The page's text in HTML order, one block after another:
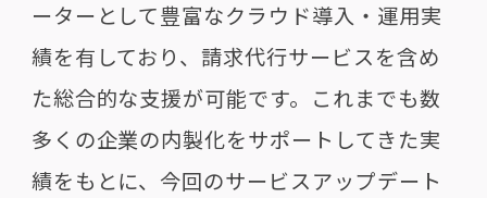
ーターとして豊富なクラウド導入・運用実
績を有しており、請求代行サービスを含め
た総合的な支援が可能です。これまでも数
多くの企業の内製化をサポートしてきた実
績をもとに、今回のサービスアップデート